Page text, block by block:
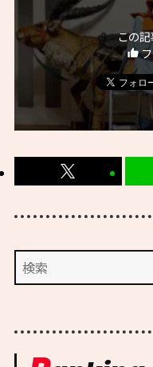
この
フ